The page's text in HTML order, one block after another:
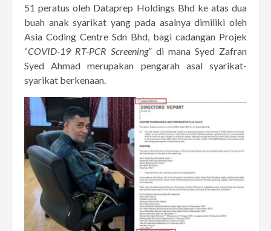
51 peratus oleh Dataprep Holdings Bhd ke atas dua
buah anak syarikat yang pada asalnya dimiliki oleh
Asia Coding Centre Sdn Bhd, bagi cadangan Projek
“COVID-19 RT-PCR Screening” di mana Syed Zafran
Syed Ahmad merupakan pengarah asal syarikat-
syarikat berkenaan.